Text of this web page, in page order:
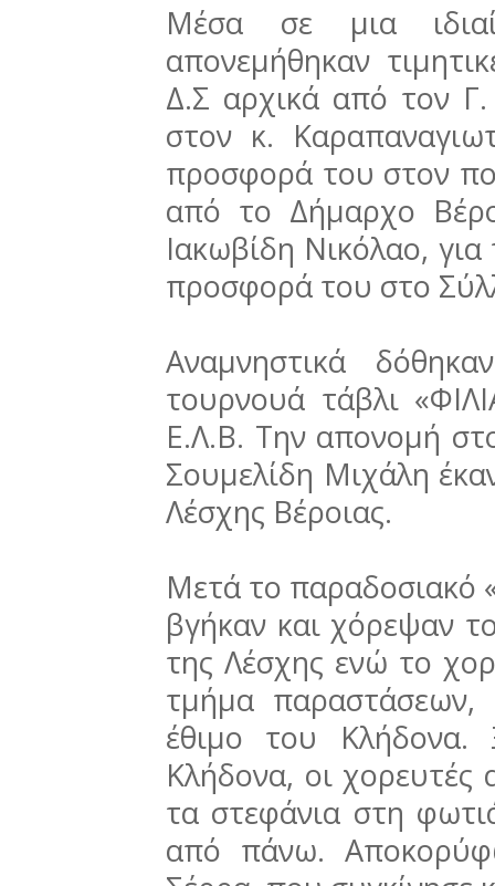
Μέσα σε μια
απονεμήθηκαν
Δ.Σ αρχικά από τον
στον κ.
προσφορά του στον
από το Δήμαρχο
Ιακωβίδη Νικόλαο,
προσφορά του στο
Αναμνηστικά
τουρνουά τάβλι
Ε.Λ.Β. Την απονομή
Σουμελίδη Μιχάλη
Λέσχης Βέροιας.
Μετά το παραδοσιακό
βγήκαν και χόρεψαν
της Λέσχης ενώ το
τμήμα
έθιμο του Κλήδονα.
Κλήδονα, οι χορευτές
τα στεφάνια στη
από πάνω.